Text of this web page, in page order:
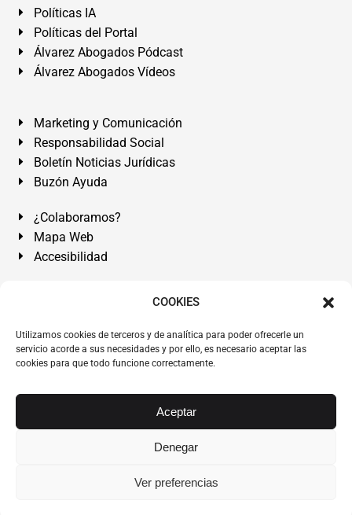
COOKIES
Utilizamos cookies de terceros y de analítica para poder ofrecerle un
servicio acorde a sus necesidades y por ello, es necesario aceptar las
cookies para que todo funcione correctamente.
Aceptar
Denegar
Ver preferencias
Políticas IA
Políticas del Portal
Álvarez Abogados Pódcast
Álvarez Abogados Vídeos
Marketing y Comunicación
Responsabilidad Social
Boletín Noticias Jurídicas
Buzón Ayuda
¿Colaboramos?
Mapa Web
Accesibilidad
Álvarez Abogados Tenerife:Calle Teobaldo Power Nº 7,
de Tenerife. Islas Canarias.
Somos Abogados especialistas del Derecho desde 1954.
Tenerife Sur Mejores Abogados Tenerife
Abogados colegiados y ejercientes del ICATF.
Todos los derechos reservados.